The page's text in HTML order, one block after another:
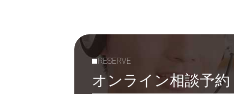
RESERVE
オンライン相談予約